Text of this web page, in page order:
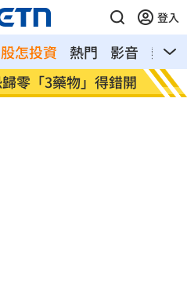
登入
怎投資 熱門 影音
熱搜
零「3藥物」得錯開 許富